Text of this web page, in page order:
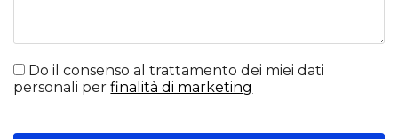
Do il consenso al trattamento dei miei dati
personali perfinalità di marketing